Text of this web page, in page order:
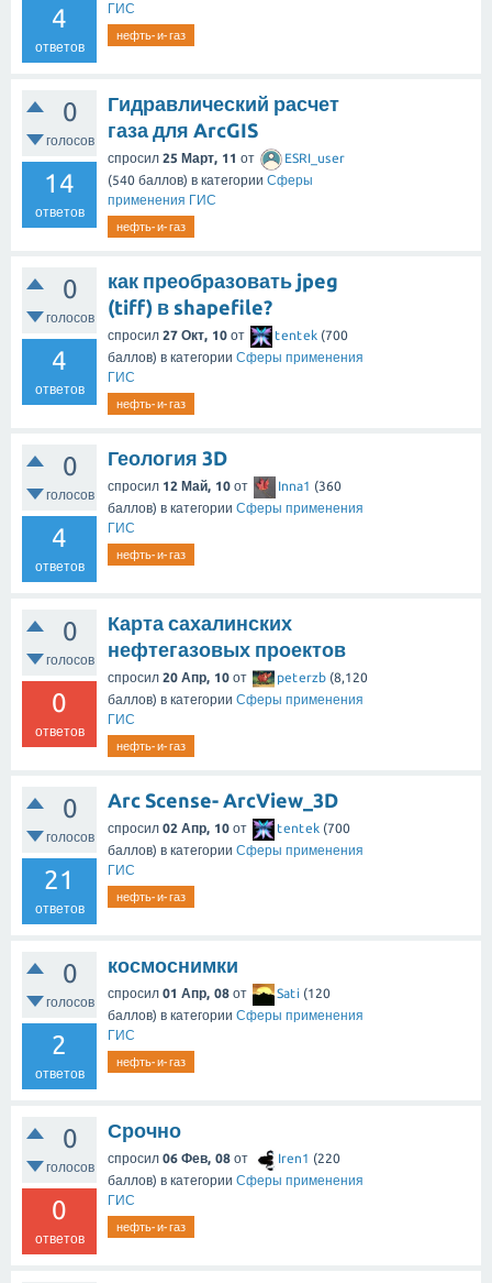
4
ответов
ГИС
нефть-и-газ
0
голосов
14
ответов
Гидравлический расчет
газа для ArcGIS
спросил 25 Март, 11 от
ESRI_user
(540 баллов) в категории Сферы
применения ГИС
нефть-и-газ
0
голосов
4
ответов
как преобразовать jpeg
(tiff) в shapefile?
спросил 27 Окт, 10 от tentek (700
баллов) в категории Сферы применения
ГИС
нефть-и-газ
0
голосов
4
ответов
Геология 3D
спросил 12 Май, 10 от Inna1 (360
баллов) в категории Сферы применения
ГИС
нефть-и-газ
0
голосов
0
ответов
Карта сахалинских
нефтегазовых проектов
спросил 20 Апр, 10 от peterzb (8,120
баллов) в категории Сферы применения
ГИС
нефть-и-газ
0
голосов
21
ответов
Arc Scense- ArcView_3D
спросил 02 Апр, 10 от tentek (700
баллов) в категории Сферы применения
ГИС
нефть-и-газ
0
голосов
2
ответов
космоснимки
спросил 01 Апр, 08 от Sati (120
баллов) в категории Сферы применения
ГИС
нефть-и-газ
0
голосов
0
ответов
Срочно
спросил 06 Фев, 08 от Iren1 (220
баллов) в категории Сферы применения
ГИС
нефть-и-газ